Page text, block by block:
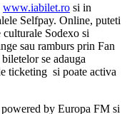
www.iabilet.ro si in
Selfpay. Online, puteti
Sodexo si
sau ramburs prin Fan
se adauga
ticketing si poate activa
by Europa FM si